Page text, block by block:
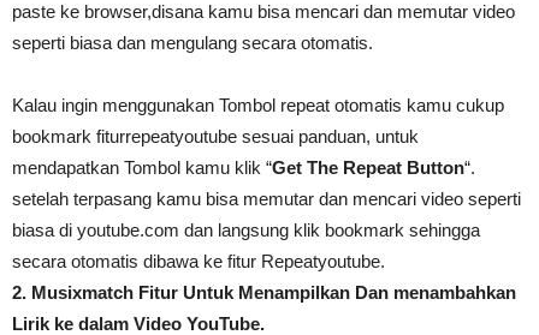
paste ke browser,disana kamu bisa mencari dan memutar video
seperti biasa dan mengulang secara otomatis.
Kalau ingin menggunakan Tombol repeat otomatis kamu cukup
bookmark fiturrepeatyoutube sesuai panduan, untuk
mendapatkan Tombol kamu klik “Get The Repeat Button“.
setelah terpasang kamu bisa memutar dan mencari video seperti
biasa di youtube.com dan langsung klik bookmark sehingga
secara otomatis dibawa ke fitur Repeatyoutube.
2. Musixmatch Fitur Untuk Menampilkan Dan menambahkan
Lirik ke dalam Video YouTube.